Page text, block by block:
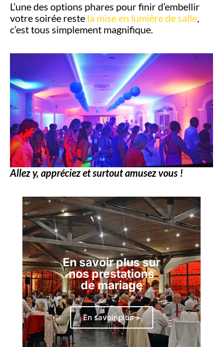
L’une des options phares pour finir d’embellir
votre soirée reste la mise en lumière de salle,
c’est tous simplement magnifique.
Allez y, appréciez et surtout amusez vous !
En savoir plus sur
nos prestations
de mariage
En savoir plus >